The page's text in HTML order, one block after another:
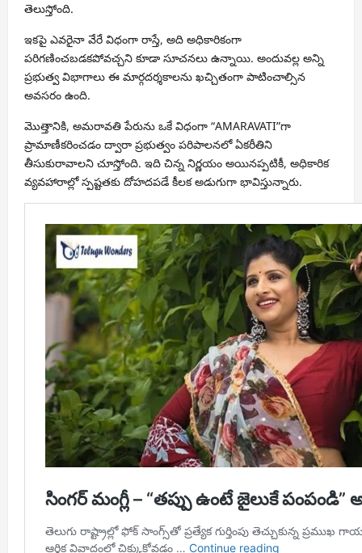
తెలుస్తోంది.
ఇకపై ఎవరైనా వేరే విధంగా రాస్తే, అది అధికారికంగా
పరిగణించబడకపోవచ్చని కూడా సూచనలు ఉన్నాయి. అందువల్ల అన్ని
ప్రభుత్వ విభాగాలు ఈ మార్గదర్శకాలను ఖచ్చితంగా పాటించాల్సిన
అవసరం ఉంది.
మొత్తానికి, అమరావతి పేరును ఒకే విధంగా “AMARAVATI”గా
ప్రామాణీకరించడం ద్వారా ప్రభుత్వం పరిపాలనలో ఏకరీతిని
తీసుకురావాలని చూస్తోంది. ఇది చిన్న నిర్ణయం అయినప్పటికీ, అధికారిక
వ్యవహారాల్లో స్పష్టతకు దోహదపడే కీలక అడుగుగా భావిస్తున్నారు.